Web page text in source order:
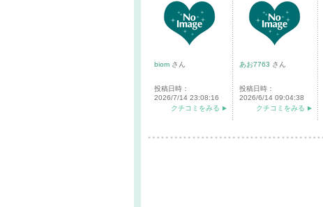
biom さん
投稿日時：
2026/7/14 23:08:16
クチコミをみる
あお7763 さん
投稿日時：
2026/6/14 09:04:38
クチコミをみる